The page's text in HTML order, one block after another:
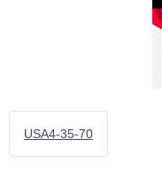
USA4-35-70